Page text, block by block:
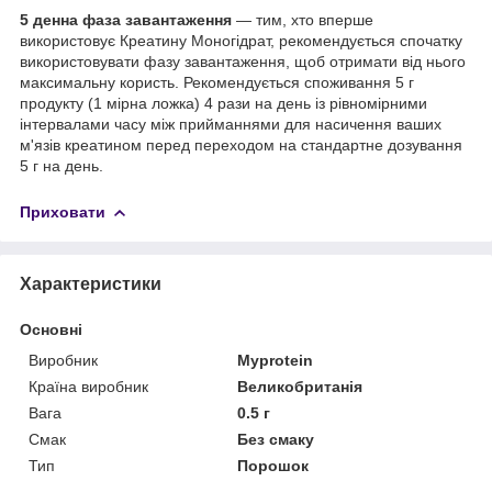
5 денна фаза завантаження — тим, хто вперше
використовує Креатину Моногідрат, рекомендується спочатку
використовувати фазу завантаження, щоб отримати від нього
максимальну користь. Рекомендується споживання 5 г
продукту (1 мірна ложка) 4 рази на день із рівномірними
інтервалами часу між прийманнями для насичення ваших
м'язів креатином перед переходом на стандартне дозування
5 г на день.
Приховати
Характеристики
Основні
Виробник
Myprotein
Країна виробник
Великобританія
Вага
0.5 г
Смак
Без смаку
Тип
Порошок